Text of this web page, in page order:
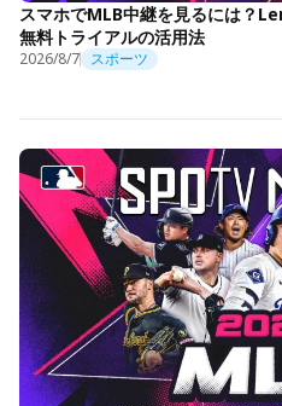
スマホでMLB中継を見るには？
無料トライアルの活用法
2026/8/7 スポーツ